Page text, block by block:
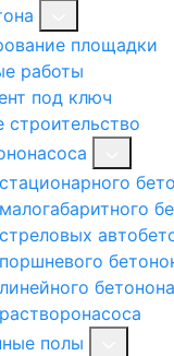
площадки
работы
под ключ
строительство
полы